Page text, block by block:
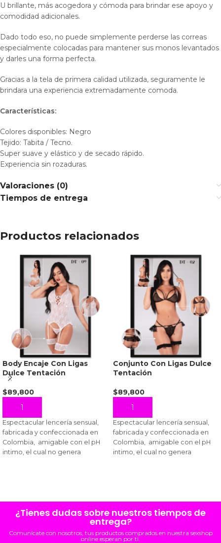
U brillante, más acogedora y cómoda para brindar ese apoyo y
comodidad adicionales.
Dado todo eso, no puede simplemente perderse las correas
especialmente colocadas para mantener sus monos levantados
y darles una forma perfecta.
Gracias a la tela de primera calidad utilizada, seguramente le
brindara una experiencia extremadamente comoda.
Características:
Colores disponibles: Negro
Tejido: Tabita / Tecno.
Super suave y elástico y de secado rápido.
Experiencia sin rozaduras.
Valoraciones (0)
Tiempos de entrega
Productos relacionados
Body Encaje Con Ligas
Dulce Tentación
$89,800
AÑADIR AL CARRITO
Espectacular lencería sensual,
fabricada y confeccionada en
Colombia, amigable con el pH
intimo, el cual no genera
Conjunto Con Ligas Dulce
Tentación
$89,800
AÑADIR AL CARRITO
Espectacular lencería sensual,
fabricada y confeccionada en
Colombia, amigable con el pH
intimo, el cual no genera
¿Tienes dudas sobre nuestros tiempos de
entrega?
Comunícate con nosotros, tus productos comprados en nuestra sexshop
online esperan por ti.